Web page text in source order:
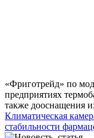
«Фриготрейд» по
предприятиях
также дооснащения
Климатическая
стабильности